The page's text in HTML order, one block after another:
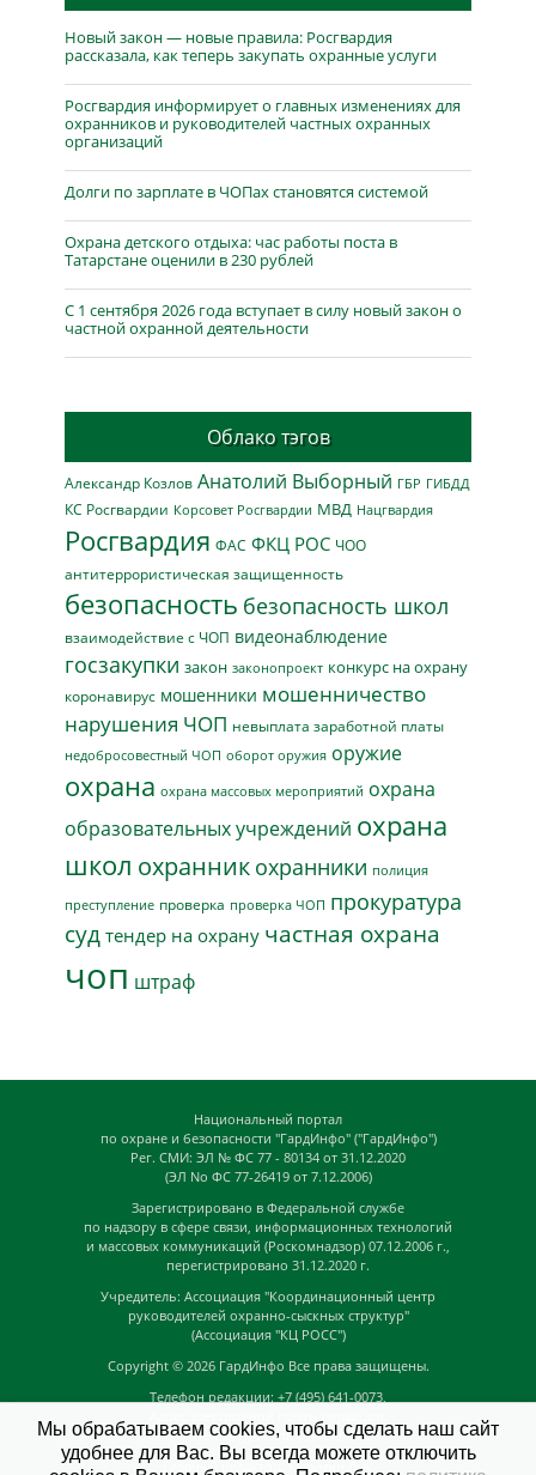
Новый закон — новые правила: Росгвардия
рассказала, как теперь закупать охранные услуги
Росгвардия информирует о главных изменениях для
охранников и руководителей частных охранных
организаций
Долги по зарплате в ЧОПах становятся системой
Охрана детского отдыха: час работы поста в
Татарстане оценили в 230 рублей
С 1 сентября 2026 года вступает в силу новый закон о
частной охранной деятельности
Облако тэгов
Александр Козлов Анатолий Выборный ГБР ГИБДД
КС Росгвардии Корсовет Росгвардии МВД Нацгвардия
Росгвардия ФАС ФКЦ РОС ЧОО
антитеррористическая защищенность
безопасность безопасность школ
взаимодействие с ЧОП видеонаблюдение
госзакупки закон законопроект конкурс на охрану
коронавирус мошенники мошенничество
нарушения ЧОП невыплата заработной платы
недобросовестный ЧОП оборот оружия оружие
охрана охрана массовых мероприятий охрана
образовательных учреждений охрана
школ охранник охранники полиция
преступление проверка проверка ЧОП прокуратура
суд тендер на охрану частная охрана
чоп штраф
Национальный портал
по охране и безопасности "ГардИнфо" ("ГардИнфо")
Рег. СМИ: ЭЛ № ФС 77 - 80134 от 31.12.2020
(ЭЛ No ФС 77-26419 от 7.12.2006)
Зарегистрировано в Федеральной службе
по надзору в сфере связи, информационных технологий
и массовых коммуникаций (Роскомнадзор) 07.12.2006 г.,
перегистрировано 31.12.2020 г.
Учредитель: Ассоциация "Координационный центр
руководителей охранно-сыскных структур"
(Ассоциация "КЦ РОСС")
Copyright © 2026 ГардИнфо Все права защищены.
Телефон редакции: +7 (495) 641-0073,
news@guardinfo.online
Главный редактор: Кузьмин Д.А.
Мы обрабатываем cookies, чтобы сделать наш сайт
удобнее для Вас. Вы всегда можете отключить